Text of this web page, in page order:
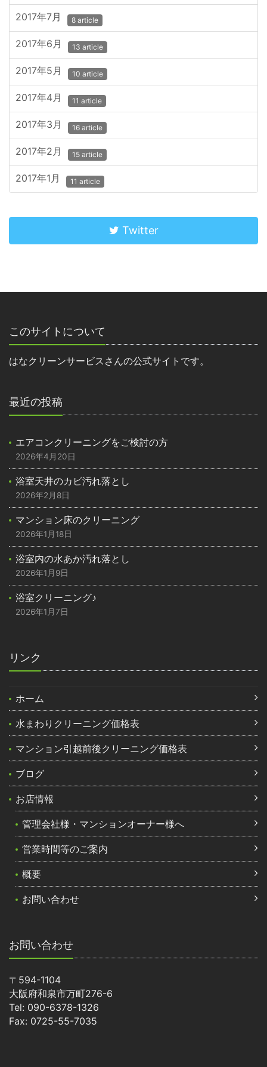
2017年7月 8 article
2017年6月 13 article
2017年5月 10 article
2017年4月 11 article
2017年3月 16 article
2017年2月 15 article
2017年1月 11 article
Twitter
このサイトについて
はなクリーンサービスさんの公式サイトです。
最近の投稿
エアコンクリーニングをご検討の方
2026年4月20日
浴室天井のカビ汚れ落とし
2026年2月8日
マンション床のクリーニング
2026年1月18日
浴室内の水あか汚れ落とし
2026年1月9日
浴室クリーニング♪
2026年1月7日
リンク
ホーム
水まわりクリーニング価格表
マンション引越前後クリーニング価格表
ブログ
お店情報
管理会社様・マンションオーナー様へ
営業時間等のご案内
概要
お問い合わせ
お問い合わせ
〒594-1104
大阪府和泉市万町276-6
Tel: 090-6378-1326
Fax: 0725-55-7035